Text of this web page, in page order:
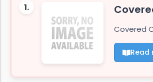
1.
Covered
Read